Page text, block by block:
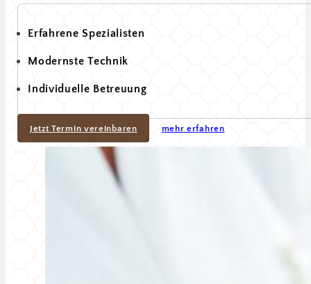
Erfahrene Spezialisten
Modernste Technik
Individuelle Betreuung
Jetzt Termin vereinbaren mehr erfahren